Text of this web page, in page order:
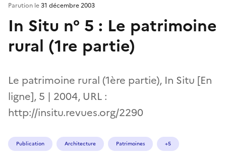
In Situ n° 5 : Le patrimoine
rural (1re partie)
Le patrimoine rural (1ère partie), In Situ [En
ligne], 5 | 2004, URL :
http://insitu.revues.org/2290
Parution le31 décembre 2003
Publication Architecture Patrimoines +5